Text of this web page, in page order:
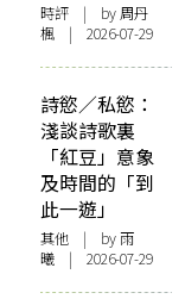
時評 | by周丹
楓 | 2026-07-29
詩慾／私慾：
淺談詩歌裏
「紅豆」意象
及時間的「到
此一遊」
其他 | by 雨
曦 | 2026-07-29